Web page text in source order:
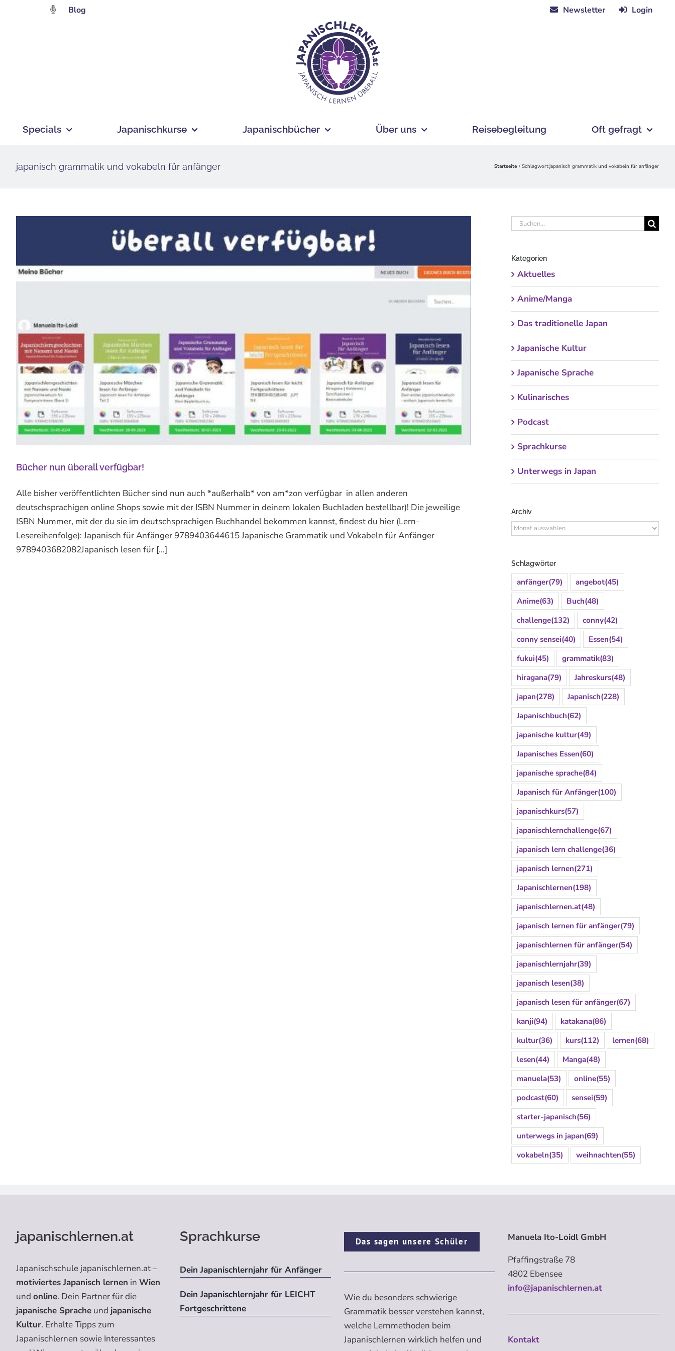
Blog Newsletter Login
Specials Japanischkurse Japanischbücher Über uns Reisebegleitung Oft gefragt
japanisch grammatik und vokabeln für anfänger Startseite Schlagwort:japanisch grammatik und vokabeln für anfänger
Bücher nun überall verfügbar!
Alle bisher veröffentlichten Bücher sind nun auch *außerhalb* von am*zon verfügbar in allen anderen
deutschsprachigen online Shops sowie mit der ISBN Nummer in deinem lokalen Buchladen bestellbar)! Die jeweilige
ISBN Nummer, mit der du sie im deutschsprachigen Buchhandel bekommen kannst, findest du hier (Lern-
Lesereihenfolge): Japanisch für Anfänger 9789403644615 Japanische Grammatik und Vokabeln für Anfänger
9789403682082Japanisch lesen für [...]
Suche
Kategorien
Aktuelles
Anime/Manga
Das traditionelle Japan
Japanische Kultur
Japanische Sprache
Kulinarisches
Podcast
Sprachkurse
Unterwegs in Japan
Archiv
Archiv
Schlagwörter
anfänger(79) angebot(45)
Anime(63) Buch(48)
challenge(132) conny(42)
conny sensei(40) Essen(54)
fukui(45) grammatik(83)
hiragana(79) Jahreskurs(48)
japan(278) Japanisch(228)
Japanischbuch(62)
japanische kultur(49)
Japanisches Essen(60)
japanische sprache(84)
Japanisch für Anfänger(100)
japanischkurs(57)
japanischlernchallenge(67)
japanisch lern challenge(36)
japanisch lernen(271)
Japanischlernen(198)
japanischlernen.at(48)
japanisch lernen für anfänger(79)
japanischlernen für anfänger(54)
japanischlernjahr(39)
japanisch lesen(38)
japanisch lesen für anfänger(67)
kanji(94) katakana(86)
kultur(36) kurs(112) lernen(68)
lesen(44) Manga(48)
manuela(53) online(55)
podcast(60) sensei(59)
starter-japanisch(56)
unterwegs in japan(69)
vokabeln(35) weihnachten(55)
japanischlernen.at
Japanischschule japanischlernen.at –
motiviertes Japanisch lernen in Wien
und online. Dein Partner für die
japanische Spracheund japanische
Kultur. Erhalte Tipps zum
Japanischlernen sowie Interessantes
Sprachkurse
Dein Japanischlernjahr für Anfänger
Dein Japanischlernjahr für LEICHT
Fortgeschrittene
Das sagen unsere Schüler
Wie du besonders schwierige
Grammatik besser verstehen kannst,
welche Lernmethoden beim
Japanischlernen wirklich helfen und
Manuela Ito-Loidl GmbH
Pfaffingstraße 78
4802 Ebensee
info@japanischlernen.at
Kontakt